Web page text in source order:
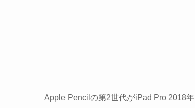
Apple Pencilの第2世代がiPad Pro 2018